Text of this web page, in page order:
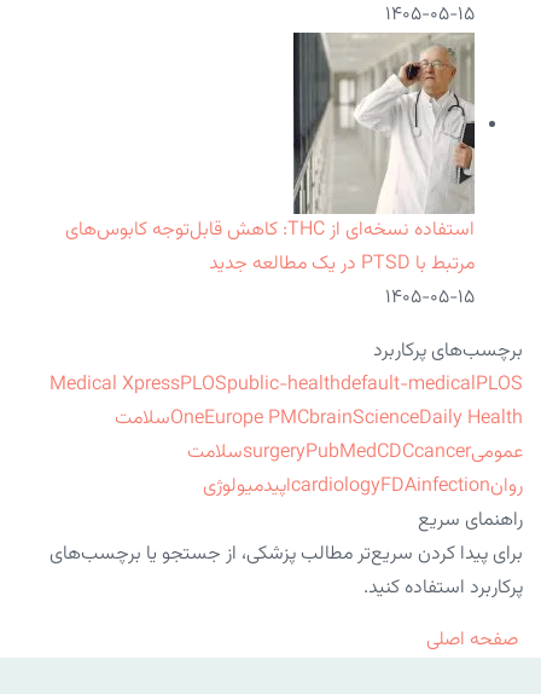
۱۴۰۵-۰۵-۱۵
استفاده نسخه‌ای از THC: کاهش قابل‌توجه کابوس‌های
مرتبط با PTSD در یک مطالعه جدید
۱۴۰۵-۰۵-۱۵
برچسب‌های پرکاربرد
Medical XpressPLOSpublic-healthdefault-medicalPLOS
OneEurope PMCbrainScienceDaily Health
سلامت
عمومی
surgeryPubMedCDCcancer
سلامت
روان
cardiologyFDAinfection
اپیدمیولوژی
راهنمای سریع
برای پیدا کردن سریع‌تر مطالب پزشکی، از جستجو یا برچسب‌های
پرکاربرد استفاده کنید.
صفحه اصلی